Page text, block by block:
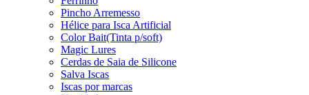
Pincho Arremesso
Hélice para Isca Artificial
Color Bait(Tinta p/soft)
Magic Lures
Cerdas de Saia de Silicone
Salva Iscas
Iscas por marcas